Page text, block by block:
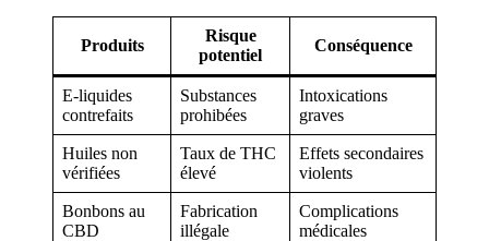
Produits
Risque
potentiel
Conséquence
E-liquides
contrefaits
Substances
prohibées
Intoxications
graves
Huiles non
vérifiées
Taux de THC
élevé
Effets secondaires
violents
Bonbons au
CBD
Fabrication
illégale
Complications
médicales